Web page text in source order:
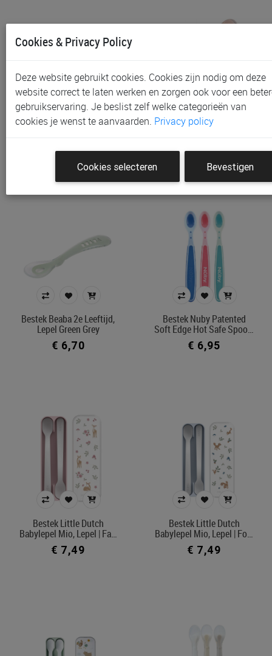
Bestek Beaba 1ste
Leeftijd, Lepel Green Grey
Bestek Beaba 2e Leeftijd,
Lepel Cotton Candy
Bestek Beaba 2e Leeftijd,
Lepel Green Grey
€ 6,70
Bestek Nuby Patented
Soft Edge Hot Safe Spoo…
€ 6,95
Bestek Little Dutch
Babylepel Mio, Lepel | Fa…
€ 7,49
Bestek Little Dutch
Babylepel Mio, Lepel | Fo…
€ 7,49
Cookies & Privacy Policy
Deze website gebruikt cookies. Cookies zijn nodig om deze
website correct te laten werken en zorgen ook voor een
gebruikservaring. Je beslist zelf welke categorieën van
cookies je wenst te aanvaarden. Privacy policy
Cookies selecteren Bevestigen